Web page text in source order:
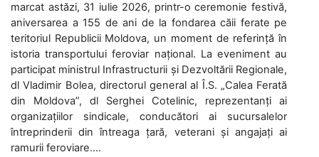
marcat astăzi, 31 iulie 2026, printr-o ceremonie festivă,
aniversarea a 155 de ani de la fondarea căii ferate pe
teritoriul Republicii Moldova, un moment de referință în
istoria transportului feroviar național. La eveniment au
participat ministrul Infrastructurii și Dezvoltării Regionale,
dl Vladimir Bolea, directorul general al Î.S. „Calea Ferată
din Moldova”, dl Serghei Cotelinic, reprezentanți ai
organizațiilor sindicale, conducători ai sucursalelor
întreprinderii din întreaga țară, veterani și angajați ai
ramurii feroviare....